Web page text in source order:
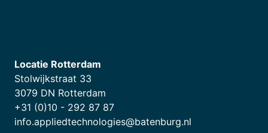
Locatie Rotterdam
Stolwijkstraat 33
3079 DN Rotterdam
+31 (0)10 - 292 87 87
info.appliedtechnologies@batenburg.nl